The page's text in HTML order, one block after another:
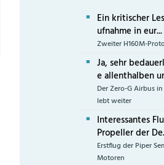
Ein kritischer
ufnahme in eur...
Zweiter H160M-
Ja, sehr
e allenthalben
Der Zero-G Airbus
lebt weiter
Interessantes
Propeller der
Erstflug der Piper
Motoren